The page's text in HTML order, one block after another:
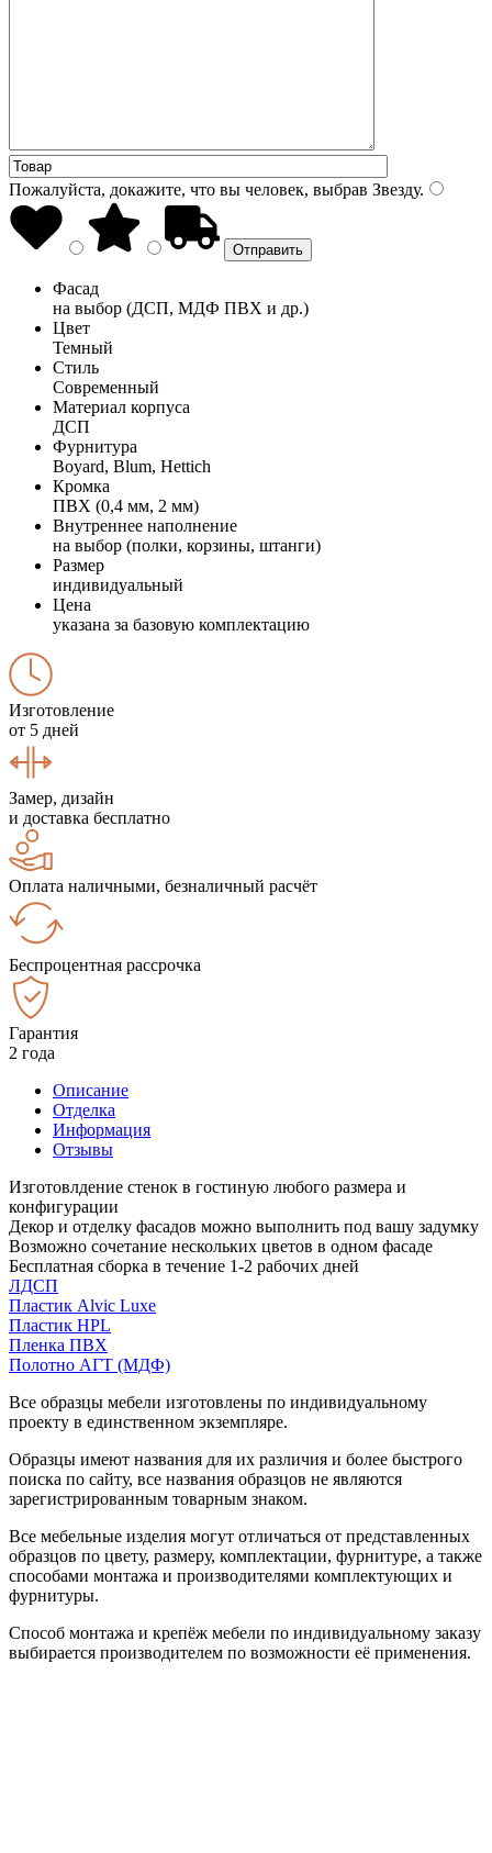
Пожалуйста, докажите, что вы человек, выбрав Звезду.
Фасад
на выбор (ДСП, МДФ ПВХ и др.)
Цвет
Темный
Стиль
Современный
Материал корпуса
ДСП
Фурнитура
Boyard, Blum, Hettich
Кромка
ПВХ (0,4 мм, 2 мм)
Внутреннее наполнение
на выбор (полки, корзины, штанги)
Размер
индивидуальный
Цена
указана за базовую комплектацию
Изготовление
от 5 дней
Замер, дизайн
и доставка бесплатно
Оплата наличными, безналичный расчёт
Беспроцентная рассрочка
Гарантия
2 года
Описание
Отделка
Информация
Отзывы
Изготовлдение стенок в гостиную любого размера и
конфигурации
Декор и отделку фасадов можно выполнить под вашу задумку
Возможно сочетание нескольких цветов в одном фасаде
Бесплатная сборка в течение 1-2 рабочих дней
ЛДСП
Пластик Alvic Luxe
Пластик HPL
Пленка ПВХ
Полотно АГТ (МДФ)
Все образцы мебели изготовлены по индивидуальному
проекту в единственном экземпляре.
Образцы имеют названия для их различия и более быстрого
поиска по сайту, все названия образцов не являются
зарегистрированным товарным знаком.
Все мебельные изделия могут отличаться от представленных
образцов по цвету, размеру, комплектации, фурнитуре, а также
способами монтажа и производителями комплектующих и
фурнитуры.
Способ монтажа и крепёж мебели по индивидуальному заказу
выбирается производителем по возможности её применения.